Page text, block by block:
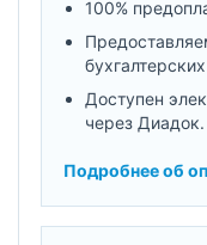
100%
Доступен
через Диадок.
Подробнее об